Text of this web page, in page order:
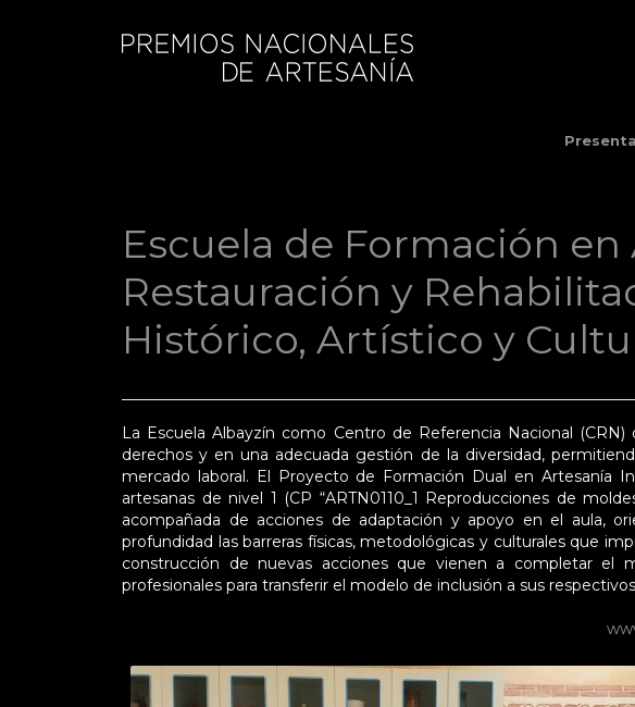
Escuela de Formación en
Restauración y
Histórico, Artístico y
La Escuela Albayzín como Centro de Referencia Nacional
derechos y en una adecuada gestión de la diversidad,
mercado laboral. El Proyecto de Formación Dual en Artesanía
artesanas de nivel 1 (CP “ARTN0110_1 Reproducciones de
acompañada de acciones de adaptación y apoyo en el aula,
profundidad las barreras físicas, metodológicas y culturales que
construcción de nuevas acciones que vienen a completar el
profesionales para transferir el modelo de inclusión a sus